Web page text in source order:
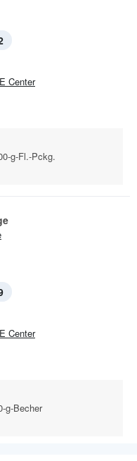
Center
g-Fl.-Pckg.
Center
g-Becher